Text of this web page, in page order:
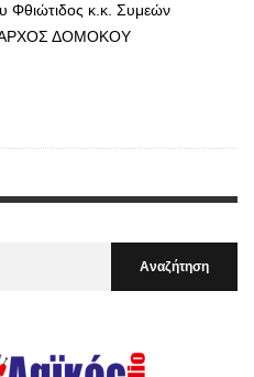
Φθιώτιδος κ.κ. Συμεών
ΔΟΜΟΚΟΥ